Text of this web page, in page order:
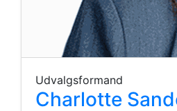
Udvalgsformand
Charlotte